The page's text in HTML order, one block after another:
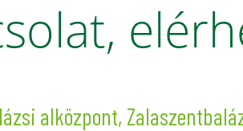
alközpont,